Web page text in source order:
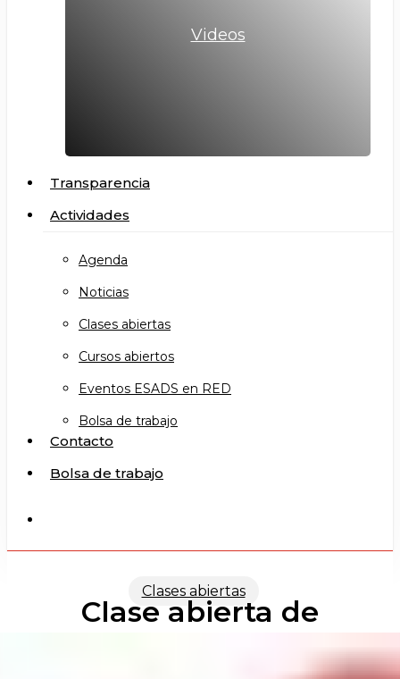
Videos
Transparencia
Actividades
Agenda
Noticias
Clases abiertas
Cursos abiertos
Eventos ESADS en RED
Bolsa de trabajo
Contacto
Bolsa de trabajo
Clases abiertas
Clase abierta de